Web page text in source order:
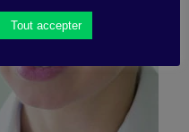
Tout accepter